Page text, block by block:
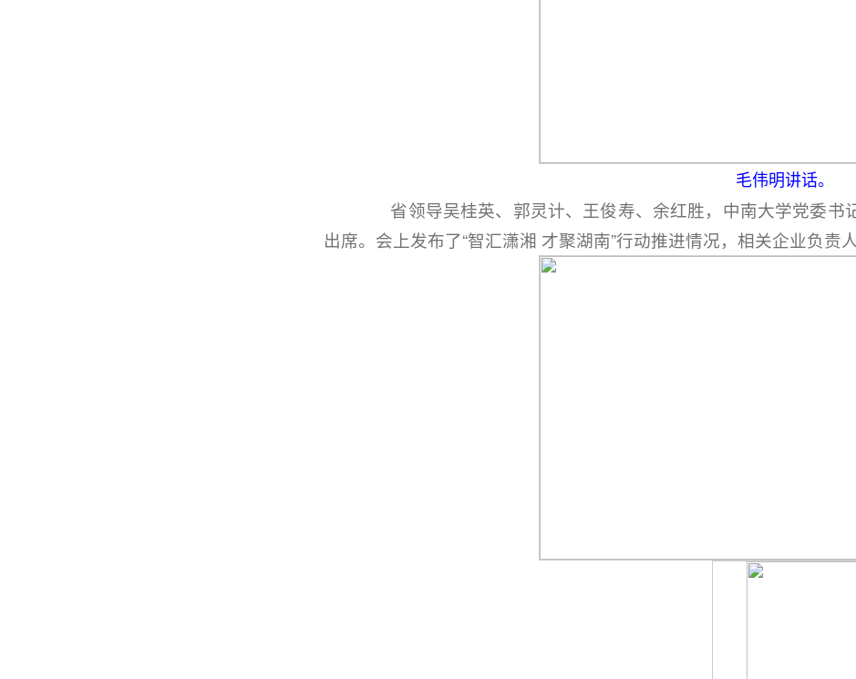
毛伟明讲话。
省领导吴桂英、郭灵计、王俊寿、余红胜，中南大学党委书
出席。会上发布了“智汇潇湘 才聚湖南”行动推进情况，相关企业负责